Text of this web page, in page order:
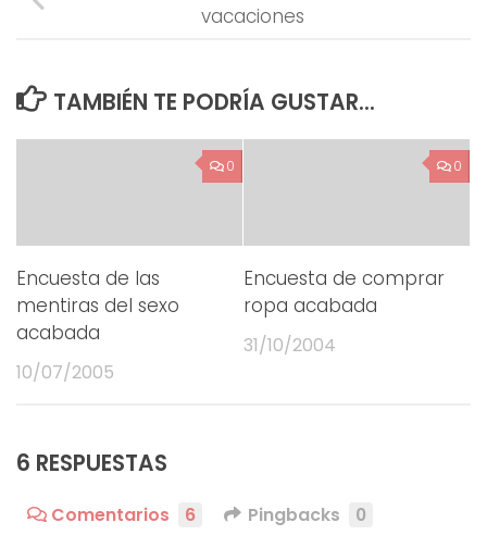
vacaciones
TAMBIÉN TE PODRÍA GUSTAR...
0
Encuesta de las
mentiras del sexo
acabada
10/07/2005
0
Encuesta de comprar
ropa acabada
31/10/2004
6 RESPUESTAS
Comentarios 6 Pingbacks 0